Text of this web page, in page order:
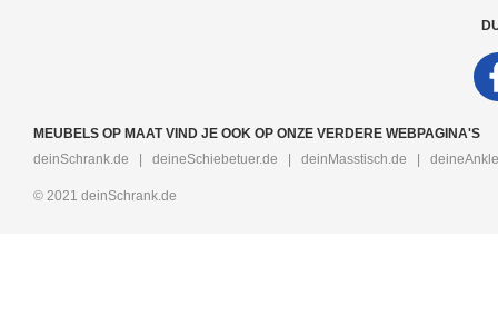
MEUBELS OP MAAT VIND JE OOK OP ONZE VERDERE WEBPAGINA'S
deinSchrank.de | deineSchiebetuer.de | deinMasstisch.de |
© 2021 deinSchrank.de